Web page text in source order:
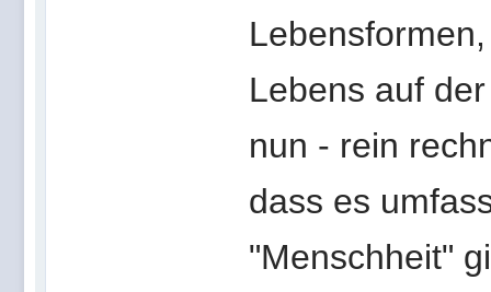
Lebens auf
nun - rein
dass es
"Menschheit"